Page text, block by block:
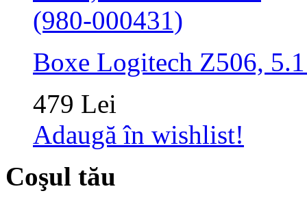
Boxe Logitech Z506,
479 Lei
Adaugă în wishlist!
Coşul tău